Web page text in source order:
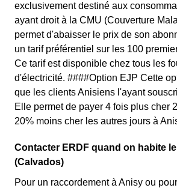
exclusivement destiné aux
ayant droit à la CMU (Couverture
permet d'abaisser le prix de son
un tarif préférentiel sur les 100
Ce tarif est disponible chez tous les
d'électricité. ####Option EJP Cette
que les clients Anisiens l'ayant
Elle permet de payer 4 fois plus cher
20% moins cher les autres jours à
Contacter ERDF quand on habite
(Calvados)
Pour un raccordement à Anisy ou